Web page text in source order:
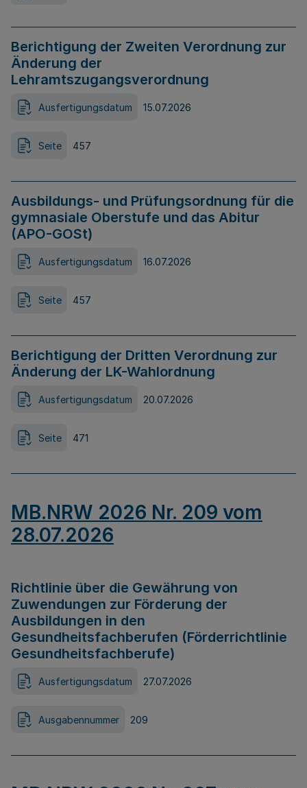
Berichtigung der Zweiten Verordnung zur
Änderung der
Lehramtszugangsverordnung
Ausfertigungsdatum 15.07.2026
Seite 457
Ausbildungs- und Prüfungsordnung für die
gymnasiale Oberstufe und das Abitur
(APO-GOSt)
Ausfertigungsdatum 16.07.2026
Seite 457
Berichtigung der Dritten Verordnung zur
Änderung der LK-Wahlordnung
Ausfertigungsdatum 20.07.2026
Seite 471
MB.NRW 2026 Nr. 209 vom
28.07.2026
Richtlinie über die Gewährung von
Zuwendungen zur Förderung der
Ausbildungen in den
Gesundheitsfachberufen (Förderrichtlinie
Gesundheitsfachberufe)
Ausfertigungsdatum 27.07.2026
Ausgabennummer 209